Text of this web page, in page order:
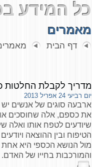
כל המידע
מאמרים
דף הבית
מדריך לקבלת החלטות
יום רביעי 24 אפריל 2013
ארבעה סוגים של אנשים יש
את כספם, אלה שחוסכים
שיודעים לטפח אותו ואלה
הטיפוח ובין ההוצאה
מול הנושא הכספי היא
והמורכבות בחייו של האדם.